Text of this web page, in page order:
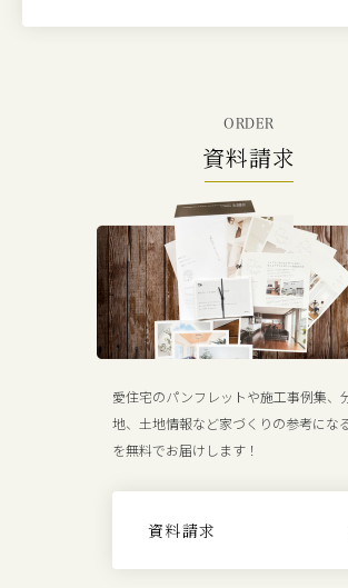
ORDER
資料請求
愛住宅のパンフレットや施工事例集、
地、土地情報など家づくりの参考にな
を無料でお届けします！
資料請求